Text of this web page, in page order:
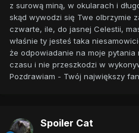
z surową miną, w okularach i
skąd wywodzi się Twe olbrzymie
czwarte, ile, do jasnej Celestii,
właśnie ty jesteś taka
że odpowiadanie na moje pytania
czasu i nie przeszkodzi w
Pozdrawiam - Twój największy
Spoiler Cat